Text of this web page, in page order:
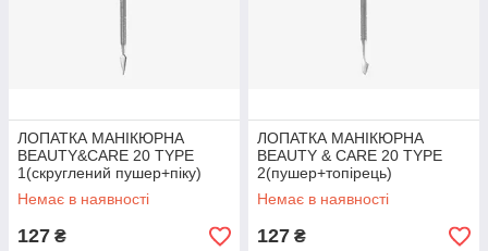
ЛОПАТКА МАНІКЮРНА
BEAUTY&CARE 20 TYPE
1(скруглений пушер+піку)
Немає в наявності
127 ₴
ЛОПАТКА МАНІКЮРНА
BEAUTY & CARE 20 TYPE
2(пушер+топірець)
Немає в наявності
127 ₴